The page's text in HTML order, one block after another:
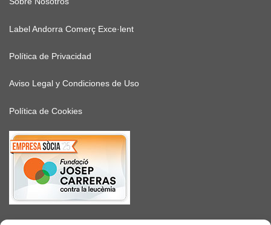
Label Andorra Comerç Exce·lent
Política de Privacidad
Aviso Legal y Condiciones de Uso
Política de Cookies